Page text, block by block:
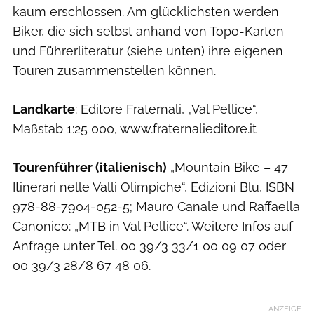
kaum erschlossen. Am glücklichsten werden
Biker, die sich selbst anhand von Topo-Karten
und Führerliteratur (siehe unten) ihre eigenen
Touren zusammenstellen können.
Landkarte: Editore Fraternali, „Val Pellice“,
Maßstab 1:25 000, www.fraternalieditore.it
Tourenführer (italienisch) „Mountain Bike – 47
Itinerari nelle Valli Olimpiche“, Edizioni Blu, ISBN
978-88-7904-052-5; Mauro Canale und Raffaella
Canonico: „MTB in Val Pellice“. Weitere Infos auf
Anfrage unter Tel. 00 39/3 33/1 00 09 07 oder
00 39/3 28/8 67 48 06.
ANZEIGE